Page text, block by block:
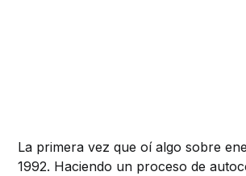
La primera vez que oí algo sobre
1992. Haciendo un proceso de